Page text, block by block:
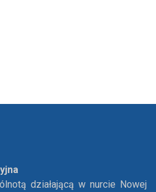
działającą w nurcie Nowej